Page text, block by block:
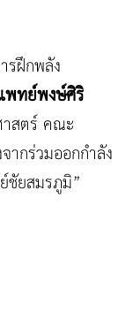
รฝึกพลัง
พทย์พงษ์ศิริ
สตร์ คณะ
ากร่วมออกกำลัง
ชัยสมรภูมิ”